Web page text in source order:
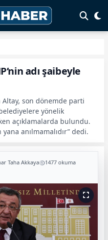
adı şaibeyle
son dönemde parti
yönelik
açıklamalarda bulundu.
yana anılmamalıdır” dedi.
Taha Akkaya 1477 okuma